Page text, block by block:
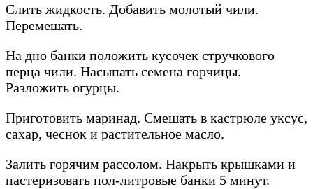
Слить жидкость. Добавить молотый чили.
Перемешать.
На дно банки положить кусочек стручкового
перца чили. Насыпать семена горчицы.
Разложить огурцы.
Приготовить маринад. Смешать в кастрюле уксус,
сахар, чеснок и растительное масло.
Залить горячим рассолом. Накрыть крышками и
пастеризовать пол-литровые банки 5 минут.